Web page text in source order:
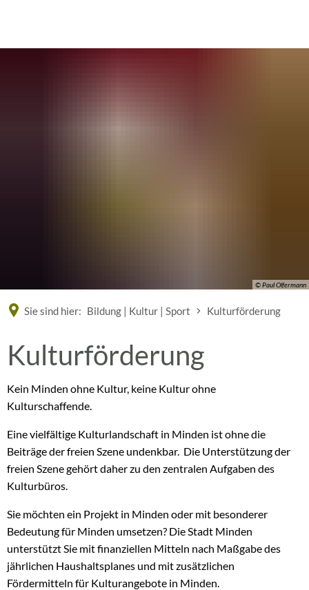
© Paul Olfermann
Sie sind hier: Bildung | Kultur | Sport Kulturförderung
Kulturförderung
Kein Minden ohne Kultur, keine Kultur ohne
Kulturschaffende.
Eine vielfältige Kulturlandschaft in Minden ist ohne die
Beiträge der freien Szene undenkbar. Die Unterstützung der
freien Szene gehört daher zu den zentralen Aufgaben des
Kulturbüros.
Sie möchten ein Projekt in Minden oder mit besonderer
Bedeutung für Minden umsetzen? Die Stadt Minden
unterstützt Sie mit finanziellen Mitteln nach Maßgabe des
jährlichen Haushaltsplanes und mit zusätzlichen
Fördermitteln für Kulturangebote in Minden.